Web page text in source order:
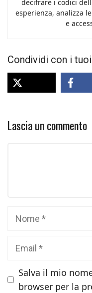
decifrare i codici
esperienza, analizza
e
Condividi con i
Lascia un commento
Salva il mio
browser per la